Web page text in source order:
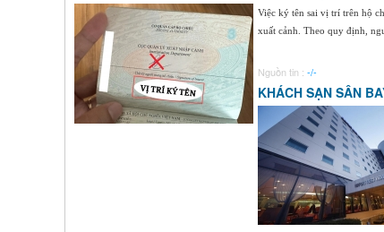
Việc ký tên sai vị trí trên hộ
xuất cảnh. Theo quy định,
Nguồn tin : -/-
KHÁCH SẠN SÂN